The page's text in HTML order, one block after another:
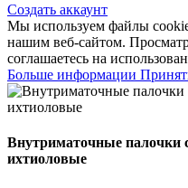
Создать аккаунт
Мы используем файлы
нашим веб-сайтом.
соглашаетесь на
Больше информации
Внутриматочные палочки
ихтиоловые